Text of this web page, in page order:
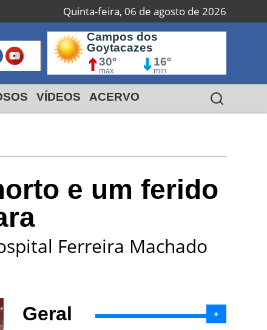
Quinta-feira, 06 de agosto de 2026
Campos dos
Goytacazes
30º
max
16º
min
Macaé
24º
max min
VÍDEOS ACERVO
e um ferido
Ferreira Machado
Geral +